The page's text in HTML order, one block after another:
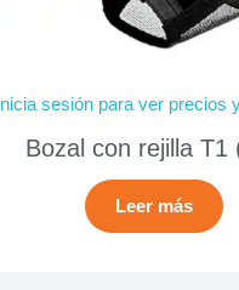
Inicia sesión para ver precios
Bozal con rejilla T1
Leer más